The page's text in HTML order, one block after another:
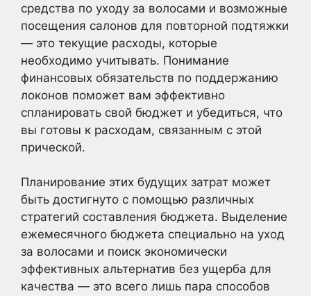
средства по уходу за волосами и возможные
посещения салонов для повторной подтяжки
— это текущие расходы, которые
необходимо учитывать. Понимание
финансовых обязательств по поддержанию
локонов поможет вам эффективно
спланировать свой бюджет и убедиться, что
вы готовы к расходам, связанным с этой
прической.
Планирование этих будущих затрат может
быть достигнуто с помощью различных
стратегий составления бюджета. Выделение
ежемесячного бюджета специально на уход
за волосами и поиск экономически
эффективных альтернатив без ущерба для
качества — это всего лишь пара способов